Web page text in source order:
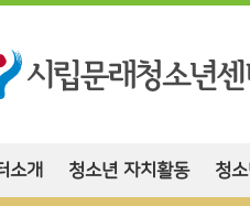
소개 청소년 자치활동 청